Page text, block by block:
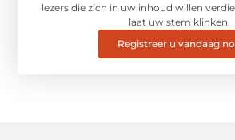
lezers die zich in uw inhoud willen
laat uw stem klinken.
Registreer u vandaag